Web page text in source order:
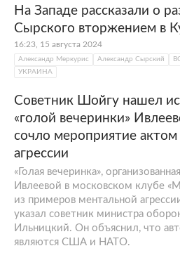
На Западе рассказали о
Сырского вторжением в
16:23, 15 августа 2024
Александр Меркурис Александр Сырский
УКРАИНА
Советник Шойгу нашел
«голой вечеринки»
сочло мероприятие
агрессии
«Голая вечеринка»,
Ивлеевой в московском клубе
из примеров ментальной
указал советник министра
Ильницкий. Он объяснил, что
являются США и НАТО.